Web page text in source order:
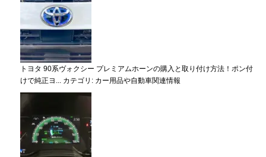
トヨタ 90系ヴォクシー プレミアムホーンの購入と取り付け方法！ポン付
けで純正ヨ... カテゴリ: カー用品や自動車関連情報